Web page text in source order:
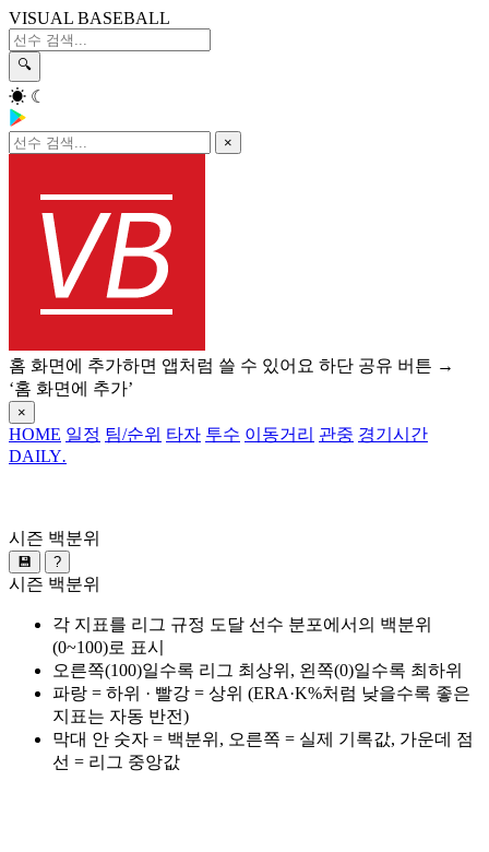
VISUAL BASEBALL
🔍
☀ ☾
×
홈 화면에 추가하면 앱처럼 쓸 수 있어요 하단 공유 버튼 →
‘홈 화면에 추가’
×
HOME 일정 팀/순위 타자 투수 이동거리 관중 경기시간
DAILY.
시즌 백분위
💾 ?
시즌 백분위
각 지표를 리그 규정 도달 선수 분포에서의 백분위
(0~100)로 표시
오른쪽(100)일수록 리그 최상위, 왼쪽(0)일수록 최하위
파랑 = 하위 · 빨강 = 상위 (ERA·K%처럼 낮을수록 좋은
지표는 자동 반전)
막대 안 숫자 = 백분위, 오른쪽 = 실제 기록값, 가운데 점
선 = 리그 중앙값